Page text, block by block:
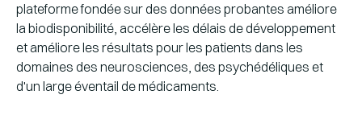
À propos
Perspectives
plateforme fondée sur des données probantes améliore
la biodisponibilité, accélère les délais de développement
et améliore les résultats pour les patients dans les
domaines des neurosciences, des psychédéliques et
d'un large éventail de médicaments.